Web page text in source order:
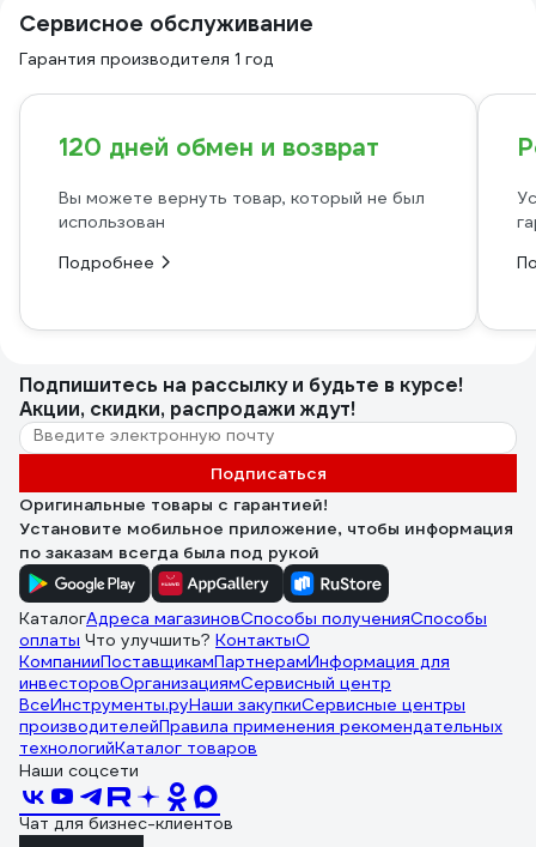
Сервисное обслуживание
Гарантия производителя 1 год
120 дней обмен и возврат
Вы можете вернуть товар, который не был
использован
Подробнее
Подпишитесь на рассылкуи будьте в курсе!
Акции, скидки, распродажи ждут!
Подписаться
Оригинальные товары с гарантией!
Установите мобильное приложение, чтобы информация
по заказам всегда была под рукой
КаталогАдреса магазиновСпособы полученияСпособы
оплаты Что улучшить? КонтактыО
КомпанииПоставщикамПартнерамИнформация для
инвесторовОрганизациямСервисный центр
ВсеИнструменты.руНаши закупкиСервисные центры
производителейПравила применения рекомендательных
технологийКаталог товаров
Наши соцсети
Чат для бизнес-клиентов